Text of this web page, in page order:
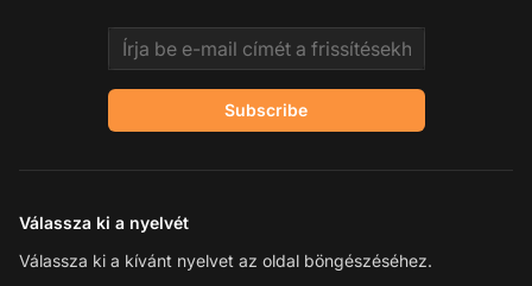
Email address
Subscribe
Válassza ki a nyelvét
Válassza ki a kívánt nyelvet az oldal böngészéséhez.